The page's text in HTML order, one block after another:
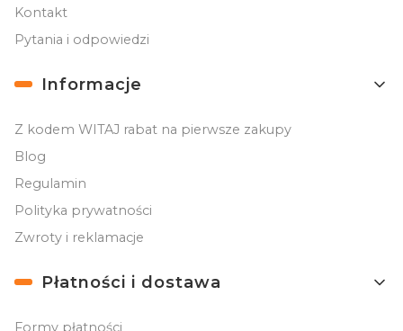
Kontakt
Pytania i odpowiedzi
Informacje
Z kodem WITAJ rabat na pierwsze zakupy
Blog
Regulamin
Polityka prywatności
Zwroty i reklamacje
Płatności i dostawa
Formy płatności